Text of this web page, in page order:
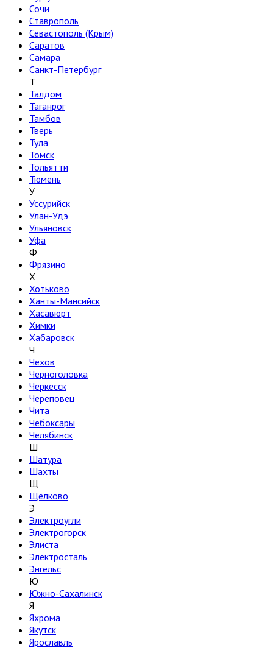
Сочи
Ставрополь
Севастополь (Крым)
Саратов
Самара
Санкт-Петербург
Т
Талдом
Таганрог
Тамбов
Тверь
Тула
Томск
Тольятти
Тюмень
У
Уссурийск
Улан-Удэ
Ульяновск
Уфа
Ф
Фрязино
Х
Хотьково
Ханты-Мансийск
Хасавюрт
Химки
Хабаровск
Ч
Чехов
Черноголовка
Черкесск
Череповец
Чита
Чебоксары
Челябинск
Ш
Шатура
Шахты
Щ
Щёлково
Э
Электроугли
Электрогорск
Элиста
Электросталь
Энгельс
Ю
Южно-Сахалинск
Я
Яхрома
Якутск
Ярославль